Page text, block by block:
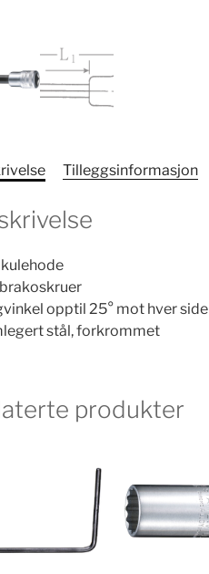
Tilleggsinformasjon
opptil 25° mot hver side
stål, forkrommet
produkter